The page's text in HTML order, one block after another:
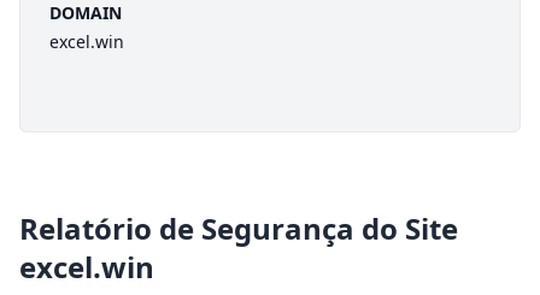
DOMAIN
excel.win
Relatório de Segurança do Site
excel.win